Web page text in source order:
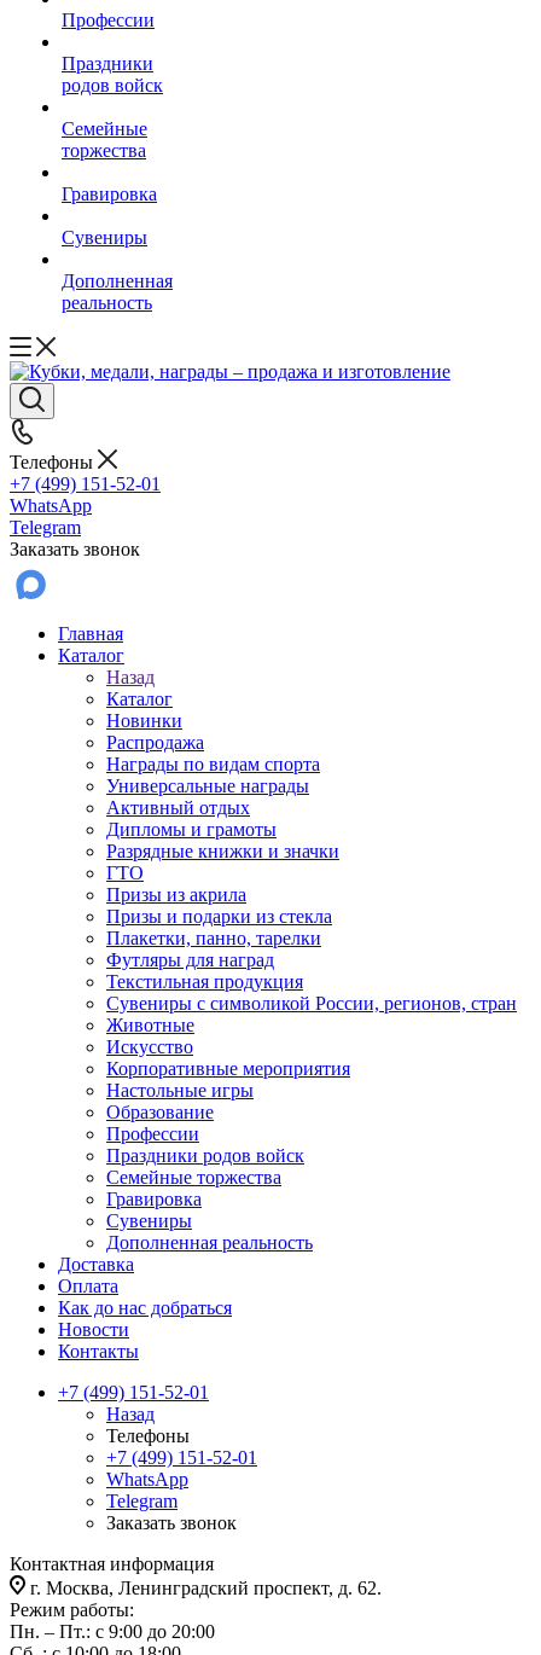
Профессии
Праздники
родов войск
Семейные
торжества
Гравировка
Сувениры
Дополненная
реальность
Телефоны
+7 (499) 151-52-01
WhatsApp
Telegram
Заказать звонок
Главная
Каталог
Назад
Каталог
Новинки
Распродажа
Награды по видам спорта
Универсальные награды
Активный отдых
Дипломы и грамоты
Разрядные книжки и значки
ГТО
Призы из акрила
Призы и подарки из стекла
Плакетки, панно, тарелки
Футляры для наград
Текстильная продукция
Сувениры с символикой России, регионов, стран
Животные
Искусство
Корпоративные мероприятия
Настольные игры
Образование
Профессии
Праздники родов войск
Семейные торжества
Гравировка
Сувениры
Дополненная реальность
Доставка
Оплата
Как до нас добраться
Новости
Контакты
+7 (499) 151-52-01
Назад
Телефоны
+7 (499) 151-52-01
WhatsApp
Telegram
Заказать звонок
Контактная информация
г. Москва, Ленинградский проспект, д. 62.
Режим работы:
Пн. – Пт.: с 9:00 до 20:00